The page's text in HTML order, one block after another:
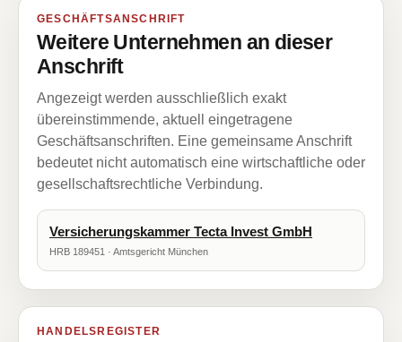
GESCHÄFTSANSCHRIFT
Weitere Unternehmen an dieser
Anschrift
Angezeigt werden ausschließlich exakt
übereinstimmende, aktuell eingetragene
Geschäftsanschriften. Eine gemeinsame Anschrift
bedeutet nicht automatisch eine wirtschaftliche oder
gesellschaftsrechtliche Verbindung.
Versicherungskammer Tecta Invest GmbH
HRB 189451 · Amtsgericht München
HANDELSREGISTER